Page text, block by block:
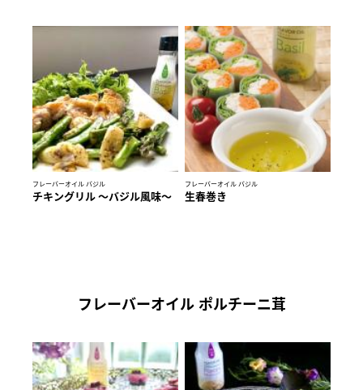
フレーバーオイル バジル
チキングリル ～バジル風味～
フレーバーオイル バジル
生春巻き
フレーバーオイル ポルチーニ茸